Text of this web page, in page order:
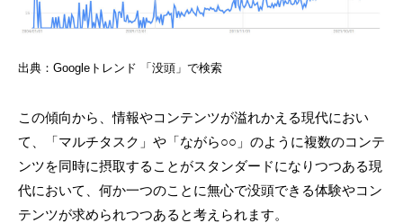
出典：Googleトレンド 「没頭」で検索
この傾向から、情報やコンテンツが溢れかえる現代におい
て、「マルチタスク」や「ながら○○」のように複数のコンテ
ンツを同時に摂取することがスタンダードになりつつある現
代において、何か一つのことに無心で没頭できる体験やコン
テンツが求められつつあると考えられます。